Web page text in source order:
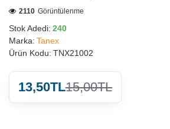
Stok Adedi: 240
Marka: Tanex
Ürün Kodu: TNX21002
2110 Görüntülenme
13,50TL15,00TL